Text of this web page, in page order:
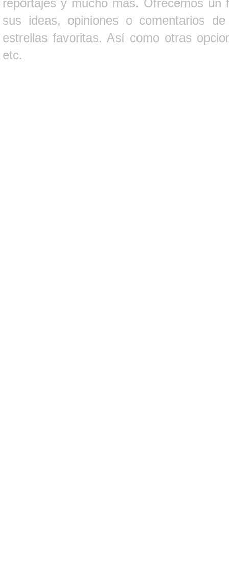
sus ideas, opiniones o comentarios
estrellas favoritas. Así como otras
etc.